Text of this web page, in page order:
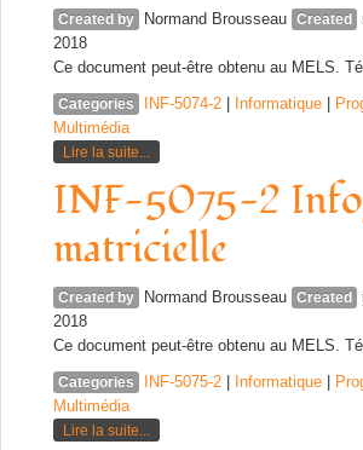
Created by Normand Brousseau Created
2018
Ce document peut-être obtenu au MELS.
Categories INF-5074-2 Informatique
Multimédia
Lire la suite...
INF-5075-2
matricielle
Created by Normand Brousseau Created
2018
Ce document peut-être obtenu au MELS.
Categories INF-5075-2 Informatique
Multimédia
Lire la suite...